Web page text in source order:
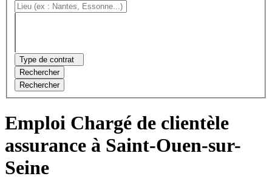
Type de contrat
Rechercher
Rechercher
Emploi Chargé de clientèle
assurance à Saint-Ouen-sur-
Seine